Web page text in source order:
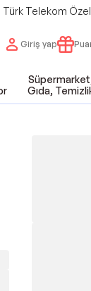
Türk Telekom Özel
Giriş yap
Gıda,